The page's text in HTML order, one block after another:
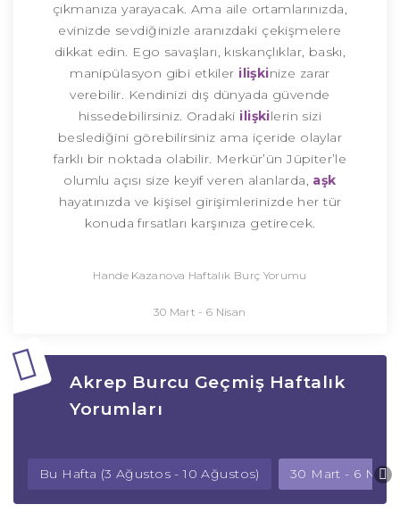
çıkmanıza yarayacak. Ama aile ortamlarınızda,
evinizde sevdiğinizle aranızdaki çekişmelere
dikkat edin. Ego savaşları, kıskançlıklar, baskı,
manipülasyon gibi etkiler ilişkinize zarar
verebilir. Kendinizi dış dünyada güvende
hissedebilirsiniz. Oradaki ilişkilerin sizi
beslediğini görebilirsiniz ama içeride olaylar
farklı bir noktada olabilir. Merkür’ün Jüpiter’le
olumlu açısı size keyif veren alanlarda, aşk
hayatınızda ve kişisel girişimlerinizde her tür
konuda fırsatları karşınıza getirecek.
Hande Kazanova Haftalık Burç Yorumu
30 Mart - 6 Nisan
Akrep Burcu Geçmiş Haftalık
Yorumları
Bu Hafta (3 Ağustos - 10 Ağustos) 30 Mart - 6